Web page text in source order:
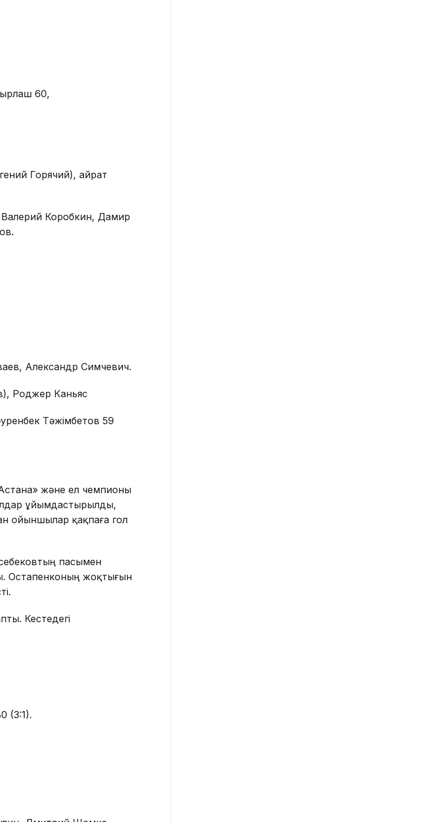
60,
Горячий), Қайрат
Коробкин, Дамир
Александр Симчевич.
Роджер Каньяс
Тәжімбетов 59
және ел чемпионы
ұйымдастырылды,
ойыншылар қақпаға гол
пасымен
Остапенконың жоқтығын
Кестедегі
(3:1).